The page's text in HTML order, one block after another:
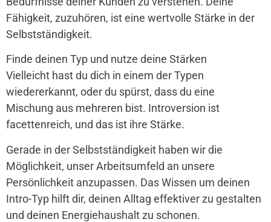
Fähigkeit, zuzuhören, ist eine wertvolle Stärke in der
Selbstständigkeit.
Finde deinen Typ und nutze deine Stärken
Vielleicht hast du dich in einem der Typen
wiedererkannt, oder du spürst, dass du eine
Mischung aus mehreren bist. Introversion ist
facettenreich, und das ist ihre Stärke.
Gerade in der Selbstständigkeit haben wir die
Möglichkeit, unser Arbeitsumfeld an unsere
Persönlichkeit anzupassen. Das Wissen um deinen
Intro-Typ hilft dir, deinen Alltag effektiver zu gestalten
und deinen Energiehaushalt zu schonen.